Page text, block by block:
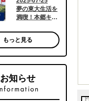
もっと見る
お知らせ